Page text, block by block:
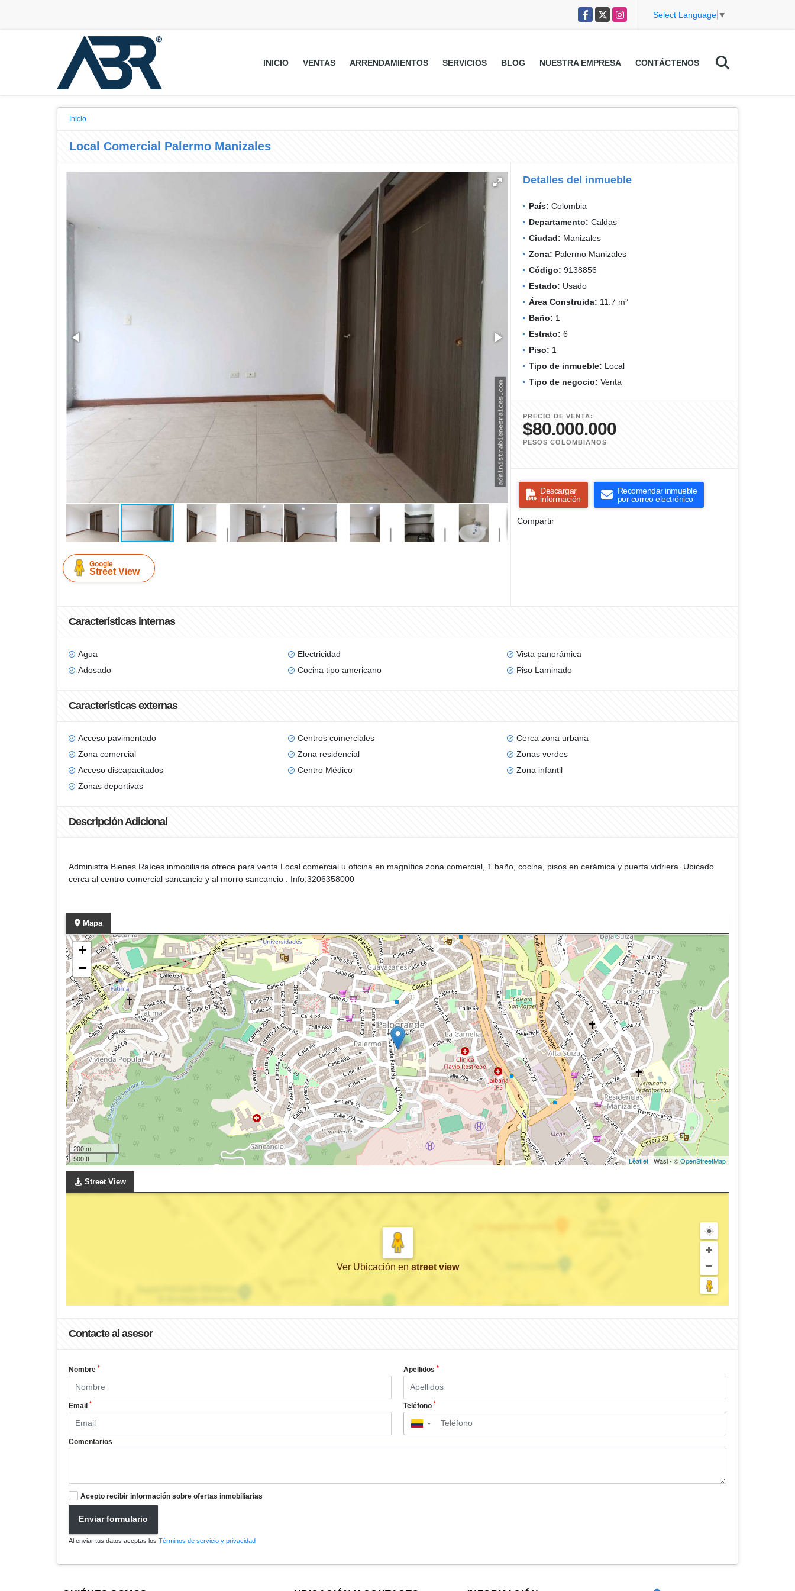
Facebook
X Instagram Select Language ▼
INICIO VENTAS ARRENDAMIENTOS SERVICIOS BLOG NUESTRA EMPRESA CONTÁCTENOS
Inicio
Local Comercial Palermo Manizales
Google
Street View
Detalles del inmueble
País: Colombia
Departamento: Caldas
Ciudad: Manizales
Zona: Palermo Manizales
Código: 9138856
Estado: Usado
Área Construida: 11.7 m²
Baño: 1
Estrato: 6
Piso: 1
Tipo de inmueble: Local
Tipo de negocio: Venta
PRECIO DE VENTA:
$80.000.000
PESOS COLOMBIANOS
Descargar
información
Recomendar inmueble
por correo electrónico
Compartir
Características internas
Agua Electricidad
Vista panorámica
Adosado
Cocina tipo americano Piso Laminado
Características externas
Acceso pavimentado Centros comerciales
Cerca zona urbana
Zona comercial
Zona residencial
Zonas verdes
Acceso discapacitados
Centro Médico
Zona infantil
Zonas deportivas
Descripción Adicional
Administra Bienes Raíces inmobiliaria ofrece para venta Local comercial u oficina en magnífica zona comercial, 1 baño, cocina, pisos en cerámica y puerta vidriera. Ubicado
cerca al centro comercial sancancio y al morro sancancio . Info:3206358000
Mapa
+
−
200 m
500 ft
Leaflet | Wasi - ©OpenStreetMap
Street View
Ver Ubicación en street view
Contacte al asesor
Nombre * Apellidos *
Email * Teléfono *
▼
Comentarios
Acepto recibir información sobre ofertas inmobiliarias
Enviar formulario
Al enviar tus datos aceptas los Términos de servicio y privacidad